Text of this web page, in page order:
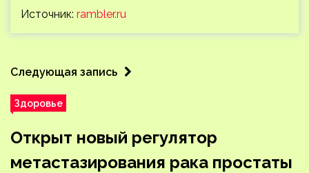
Источник: rambler.ru
Следующая запись
Здоровье
Открыт новый регулятор
метастазирования рака простаты